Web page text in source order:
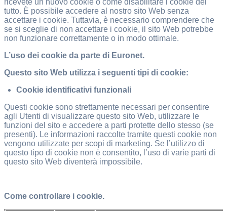
ricevete un nuovo cookie o come disabilitare i cookie del
tutto. È possibile accedere al nostro sito Web senza
accettare i cookie. Tuttavia, è necessario comprendere che
se si sceglie di non accettare i cookie, il sito Web potrebbe
non funzionare correttamente o in modo ottimale.
L’uso dei cookie da parte di Euronet.
Questo sito Web utilizza i seguenti tipi di cookie:
Cookie identificativi funzionali
Questi cookie sono strettamente necessari per consentire
agli Utenti di visualizzare questo sito Web, utilizzare le
funzioni del sito e accedere a parti protette dello stesso (se
presenti). Le informazioni raccolte tramite questi cookie non
vengono utilizzate per scopi di marketing. Se l’utilizzo di
questo tipo di cookie non è consentito, l’uso di varie parti di
questo sito Web diventerà impossibile.
Come controllare i cookie.